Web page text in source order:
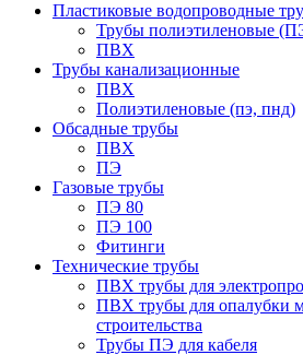
Пластиковые водопроводные
Трубы полиэтиленовые
ПВХ
Трубы канализационные
ПВХ
Полиэтиленовые (пэ, пнд)
Обсадные трубы
ПВХ
ПЭ
Газовые трубы
ПЭ 80
ПЭ 100
Фитинги
Технические трубы
ПВХ трубы для
ПВХ трубы для опалубки
строительства
Трубы ПЭ для кабеля